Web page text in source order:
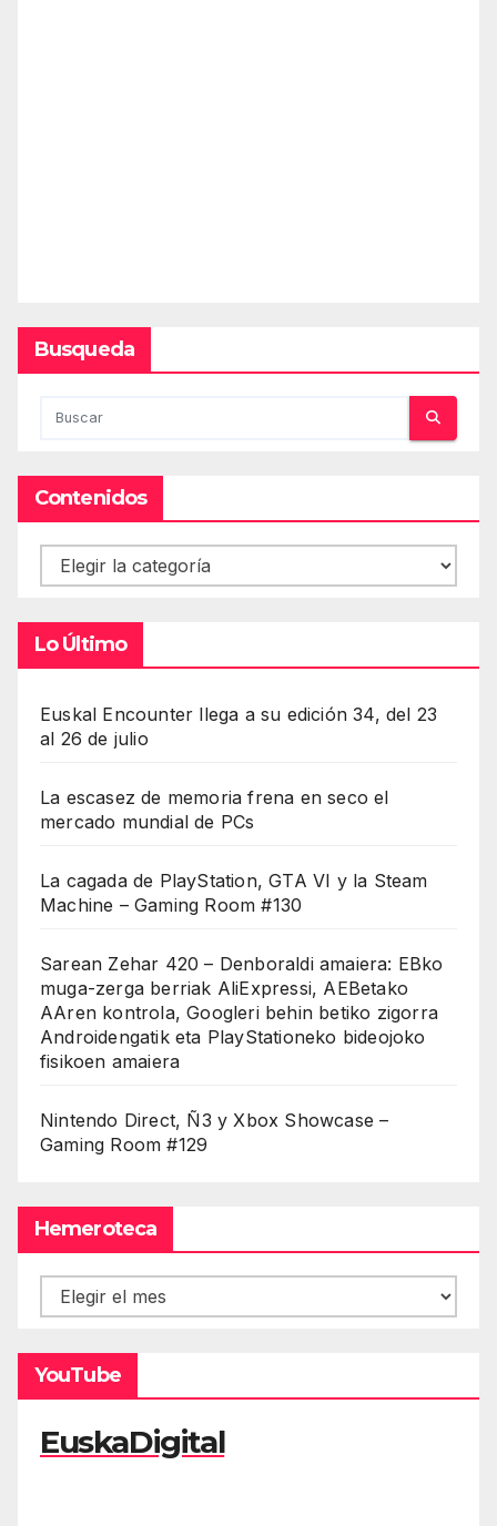
Busqueda
Contenidos
Contenidos
Lo Último
Euskal Encounter llega a su edición 34, del 23
al 26 de julio
La escasez de memoria frena en seco el
mercado mundial de PCs
La cagada de PlayStation, GTA VI y la Steam
Machine – Gaming Room #130
Sarean Zehar 420 – Denboraldi amaiera: EBko
muga-zerga berriak AliExpressi, AEBetako
AAren kontrola, Googleri behin betiko zigorra
Androidengatik eta PlayStationeko bideojoko
fisikoen amaiera
Nintendo Direct, Ñ3 y Xbox Showcase –
Gaming Room #129
Hemeroteca
Hemeroteca
YouTube
EuskaDigital